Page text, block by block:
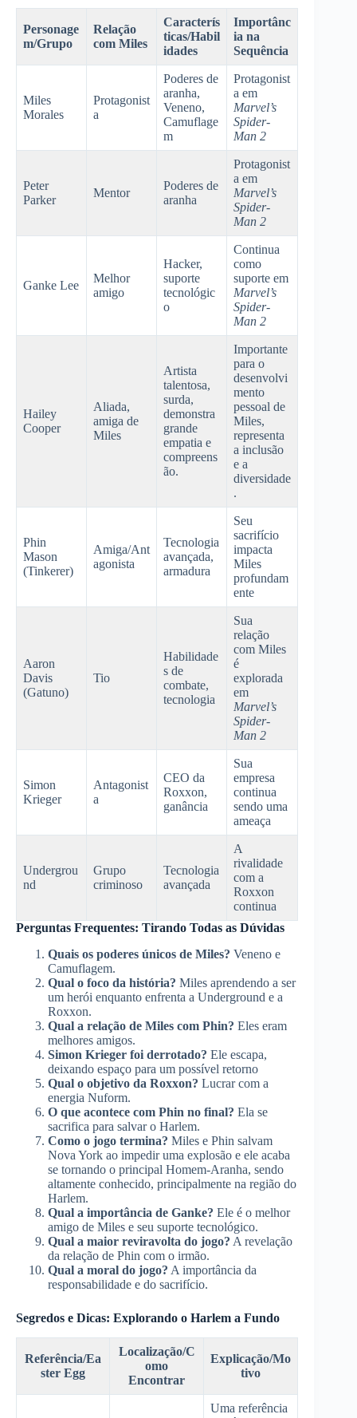
Personage
m/Grupo
Relação
com Miles
Caracterís
ticas/Habil
idades
Importânc
ia na
Sequência
Miles
Morales
Protagonist
a
Poderes de
aranha,
Veneno,
Camuflage
m
Protagonist
a em
Marvel’s
Spider-
Man 2
Peter
Parker
Mentor
Poderes de
aranha
Protagonist
a em
Marvel’s
Spider-
Man 2
Ganke Lee
Melhor
amigo
Hacker,
suporte
tecnológic
o
Continua
como
suporte em
Marvel’s
Spider-
Man 2
Hailey
Cooper
Aliada,
amiga de
Miles
Artista
talentosa,
surda,
demonstra
grande
empatia e
compreens
ão.
Importante
para o
desenvolvi
mento
pessoal de
Miles,
representa
a inclusão
e a
diversidade
.
Phin
Mason
(Tinkerer)
Amiga/Ant
agonista
Tecnologia
avançada,
armadura
Seu
sacrifício
impacta
Miles
profundam
ente
Aaron
Davis
(Gatuno)
Tio
Habilidade
s de
combate,
tecnologia
Sua
relação
com Miles
é
explorada
em
Marvel’s
Spider-
Man 2
Simon
Krieger
Antagonist
a
CEO da
Roxxon,
ganância
Sua
empresa
continua
sendo uma
ameaça
Undergrou
nd
Grupo
criminoso
Tecnologia
avançada
A
rivalidade
com a
Roxxon
continua
Perguntas Frequentes: Tirando Todas as Dúvidas
Quais os poderes únicos de Miles? Veneno e
Camuflagem.
Qual o foco da história? Miles aprendendo a ser
um herói enquanto enfrenta a Underground e a
Roxxon.
Qual a relação de Miles com Phin? Eles eram
melhores amigos.
Simon Krieger foi derrotado? Ele escapa,
deixando espaço para um possível retorno
Qual o objetivo da Roxxon? Lucrar com a
energia Nuform.
O que acontece com Phin no final? Ela se
sacrifica para salvar o Harlem.
Como o jogo termina? Miles e Phin salvam
Nova York ao impedir uma explosão e ele acaba
se tornando o principal Homem-Aranha, sendo
altamente conhecido, principalmente na região do
Harlem.
Qual a importância de Ganke? Ele é o melhor
amigo de Miles e seu suporte tecnológico.
Qual a maior reviravolta do jogo? A revelação
da relação de Phin com o irmão.
Qual a moral do jogo? A importância da
responsabilidade e do sacrifício.
Segredos e Dicas: Explorando o Harlem a Fundo
Referência/Ea
ster Egg
Localização/C
omo
Encontrar
Explicação/Mo
tivo
Uma referência